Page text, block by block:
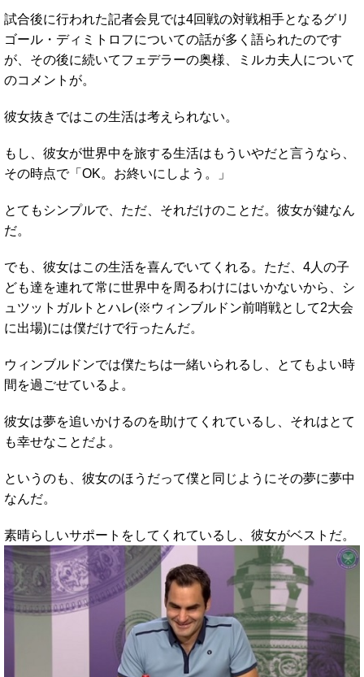
試合後に行われた記者会見では4回戦の対戦相手となるグリ
ゴール・ディミトロフについての話が多く語られたのです
が、その後に続いてフェデラーの奥様、ミルカ夫人について
のコメントが。
彼女抜きではこの生活は考えられない。
もし、彼女が世界中を旅する生活はもういやだと言うなら、
その時点で「OK。お終いにしよう。」
とてもシンプルで、ただ、それだけのことだ。彼女が鍵なん
だ。
でも、彼女はこの生活を喜んでいてくれる。ただ、4人の子
ども達を連れて常に世界中を周るわけにはいかないから、シ
ュツットガルトとハレ(※ウィンブルドン前哨戦として2大会
に出場)には僕だけで行ったんだ。
ウィンブルドンでは僕たちは一緒いられるし、とてもよい時
間を過ごせているよ。
彼女は夢を追いかけるのを助けてくれているし、それはとて
も幸せなことだよ。
というのも、彼女のほうだって僕と同じようにその夢に夢中
なんだ。
素晴らしいサポートをしてくれているし、彼女がベストだ。